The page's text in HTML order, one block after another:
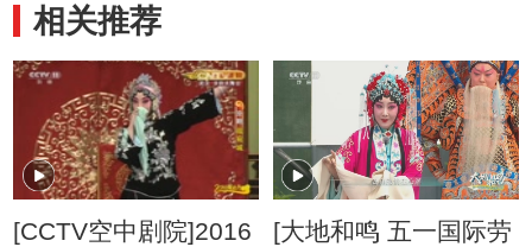
相关推荐
[CCTV空中剧院]2016
[大地和鸣 五一国际劳